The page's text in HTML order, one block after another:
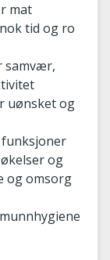
mat
tid og ro
samvær,
uønsket og
og
og omsorg